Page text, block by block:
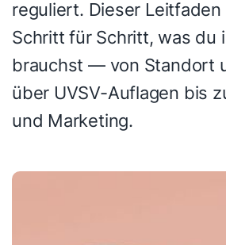
reguliert. Dieser
Schritt für Schritt, was du
brauchst — von Standort
über UVSV-Auflagen bis
und Marketing.